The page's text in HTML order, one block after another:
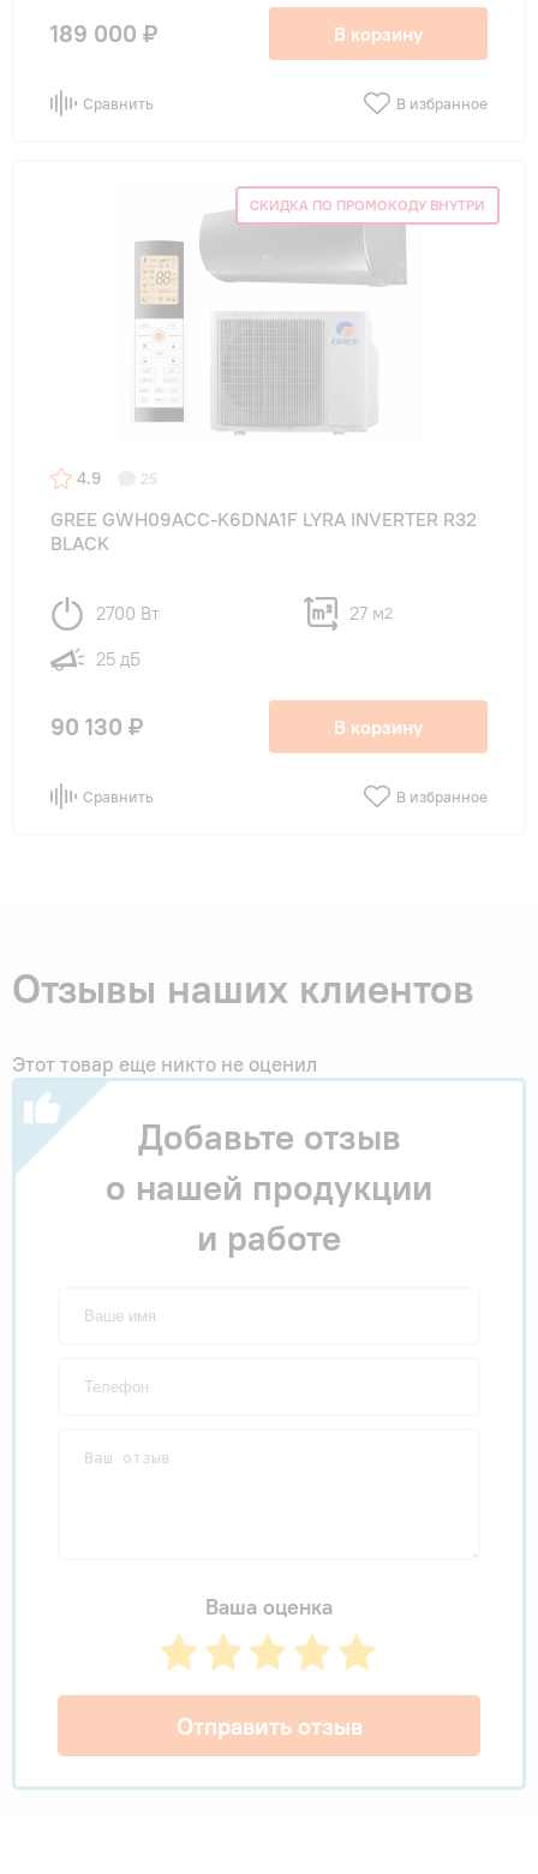
189 000 ₽ В корзину
Сравнить В избранное
СКИДКА ПО ПРОМОКОДУ ВНУТРИ
4.9 25
GREE GWH09ACC-K6DNA1F LYRA INVERTER R32
BLACK
2700 Вт 27 м2
25 дБ
90 130 ₽ В корзину
Сравнить В избранное
Отзывы наших клиентов
Этот товар еще никто не оценил
Добавьте отзыв
о нашей продукции
и работе
Ваша оценка
Отправить отзыв